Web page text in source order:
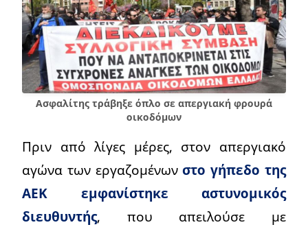
Ασφαλίτης τράβηξε όπλο σε απεργιακή φρουρά
οικοδόμων
Πριν από λίγες μέρες, στον απεργιακό
αγώνα των εργαζομένωνστο γήπεδο της
ΑΕΚ εμφανίστηκε αστυνομικός
διευθυντής, που απειλούσε με